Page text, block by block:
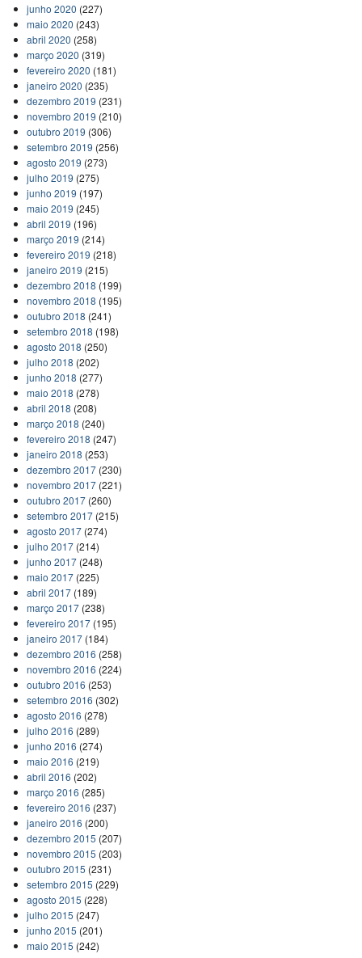
junho 2020 (227)
maio 2020 (243)
abril 2020 (258)
março 2020 (319)
fevereiro 2020 (181)
janeiro 2020 (235)
dezembro 2019 (231)
novembro 2019 (210)
outubro 2019 (306)
setembro 2019 (256)
agosto 2019 (273)
julho 2019 (275)
junho 2019 (197)
maio 2019 (245)
abril 2019 (196)
março 2019 (214)
fevereiro 2019 (218)
janeiro 2019 (215)
dezembro 2018 (199)
novembro 2018 (195)
outubro 2018 (241)
setembro 2018 (198)
agosto 2018 (250)
julho 2018 (202)
junho 2018 (277)
maio 2018 (278)
abril 2018 (208)
março 2018 (240)
fevereiro 2018 (247)
janeiro 2018 (253)
dezembro 2017(230)
novembro 2017(221)
outubro 2017(260)
setembro 2017(215)
agosto 2017(274)
julho 2017(214)
junho 2017(248)
maio 2017(225)
abril 2017(189)
março 2017(238)
fevereiro 2017(195)
janeiro 2017(184)
dezembro 2016 (258)
novembro 2016 (224)
outubro 2016 (253)
setembro 2016 (302)
agosto 2016 (278)
julho 2016 (289)
junho 2016 (274)
maio 2016 (219)
abril 2016 (202)
março 2016 (285)
fevereiro 2016 (237)
janeiro 2016 (200)
dezembro 2015 (207)
novembro 2015 (203)
outubro 2015 (231)
setembro 2015 (229)
agosto 2015 (228)
julho 2015 (247)
junho 2015 (201)
maio 2015 (242)